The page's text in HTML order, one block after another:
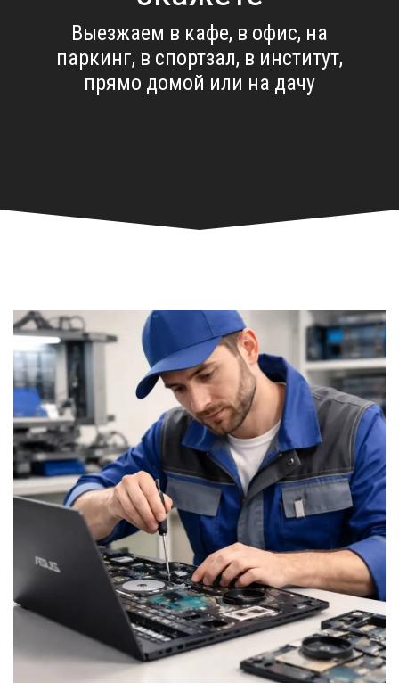
Выезжаем в кафе, в офис, на
паркинг, в спортзал, в институт,
прямо домой или на дачу